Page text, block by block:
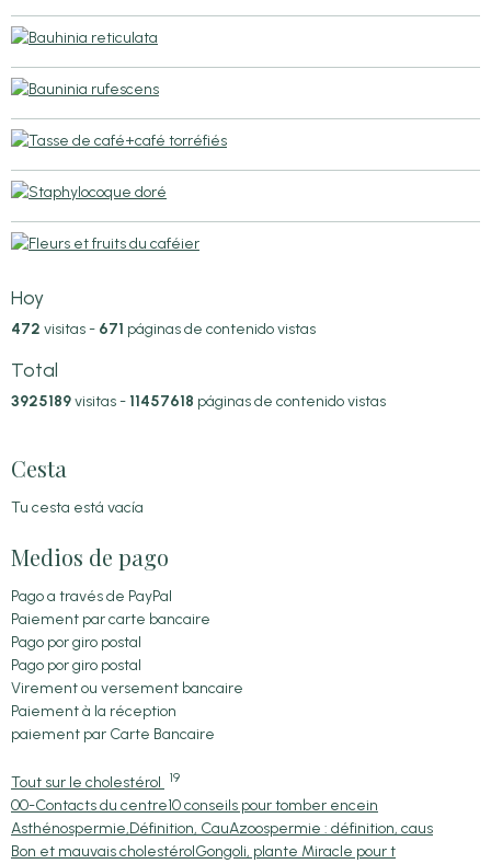
Hoy
472 visitas - 671 páginas de contenido vistas
Total
3925189visitas - 11457618 páginas de contenido vistas
Cesta
Tu cesta está vacía
Medios de pago
Pago a través de PayPal
Paiement par carte bancaire
Pago por giro postal
Pago por giro postal
Virement ou versement bancaire
Paiement à la réception
paiement par Carte Bancaire
Tout sur le cholestérol 19
00-Contacts du centre10 conseils pour tomber encein
Asthénospermie,Définition, CauAzoospermie : définition, caus
Bon et mauvais cholestérolGongoli, plante Miracle pour t